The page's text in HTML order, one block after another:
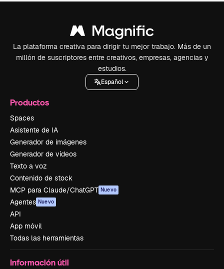
La plataforma creativa para dirigir tu mejor trabajo. Más de un
millón de suscriptores entre creativos, empresas, agencias y
estudios.
Español
Productos
Spaces
Asistente de IA
Generador de imágenes
Generador de vídeos
Texto a voz
Contenido de stock
MCP para Claude/ChatGPT Nuevo
Agentes Nuevo
API
App móvil
Todas las herramientas
Información útil